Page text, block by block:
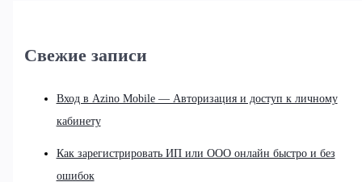
Свежие записи
Вход в Azino Mobile — Авторизация и доступ к личному
кабинету
Как зарегистрировать ИП или ООО онлайн быстро и без
ошибок